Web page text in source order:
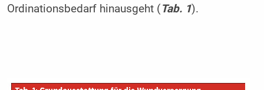
Ordinationsbedarf hinausgeht (Tab. 1).